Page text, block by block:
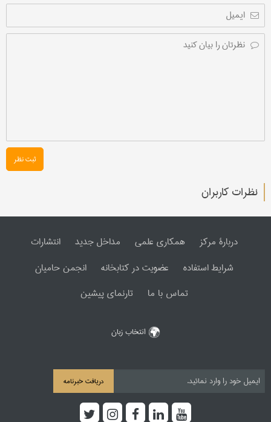
ثبت نظر
نظرات کاربران
دربارۀ مرکز همکاری علمی مداخل جدید
انتشارات
شرایط استفاده
عضویت در کتابخانه
انجمن حامیان
تماس با ما
تارنمای پیشین
انتخاب زبان
دریافت خبرنامه